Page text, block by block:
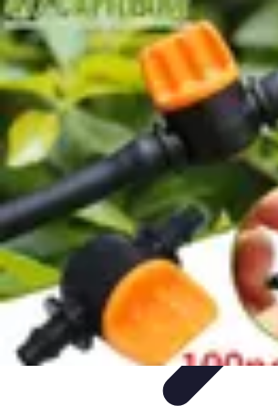
Système Irrigation
Installation
MaintenanceInnovations en irrigation
Réglages
Entretien et Maintenance
Système Irrigation